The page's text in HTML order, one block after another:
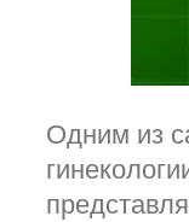
Одним из